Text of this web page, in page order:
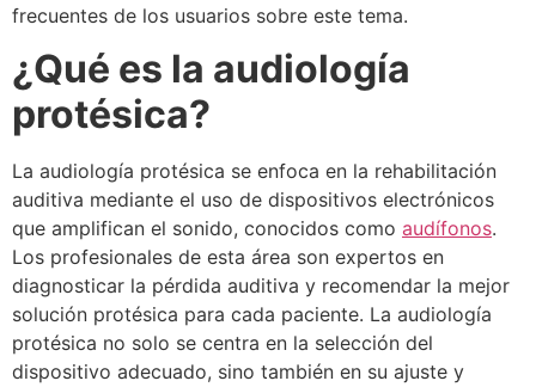
frecuentes de los usuarios sobre este tema.
¿Qué es la audiología
protésica?
La audiología protésica se enfoca en la rehabilitación
auditiva mediante el uso de dispositivos electrónicos
que amplifican el sonido, conocidos como audífonos.
Los profesionales de esta área son expertos en
diagnosticar la pérdida auditiva y recomendar la mejor
solución protésica para cada paciente. La audiología
protésica no solo se centra en la selección del
dispositivo adecuado, sino también en su ajuste y